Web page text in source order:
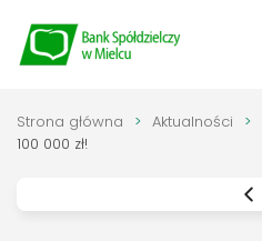
Przejdź do głównej treści
Strona główna Aktualności
100 000 zł!